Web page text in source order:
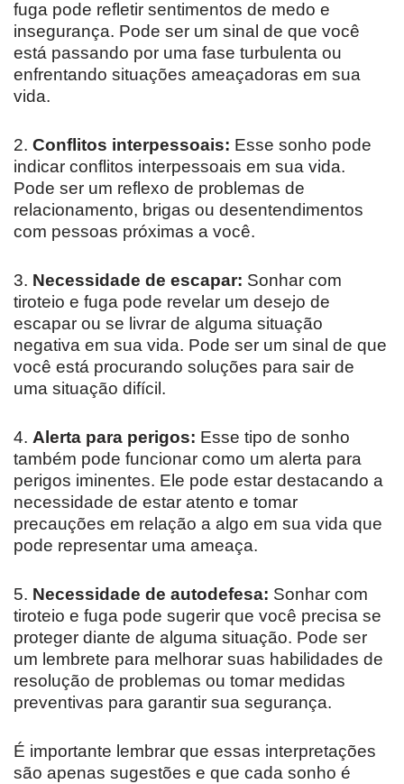
fuga pode refletir sentimentos de medo e
insegurança. Pode ser um sinal de que você
está passando por uma fase turbulenta ou
enfrentando situações ameaçadoras em sua
vida.
2. Conflitos interpessoais: Esse sonho pode
indicar conflitos interpessoais em sua vida.
Pode ser um reflexo de problemas de
relacionamento, brigas ou desentendimentos
com pessoas próximas a você.
3. Necessidade de escapar: Sonhar com
tiroteio e fuga pode revelar um desejo de
escapar ou se livrar de alguma situação
negativa em sua vida. Pode ser um sinal de que
você está procurando soluções para sair de
uma situação difícil.
4. Alerta para perigos: Esse tipo de sonho
também pode funcionar como um alerta para
perigos iminentes. Ele pode estar destacando a
necessidade de estar atento e tomar
precauções em relação a algo em sua vida que
pode representar uma ameaça.
5. Necessidade de autodefesa: Sonhar com
tiroteio e fuga pode sugerir que você precisa se
proteger diante de alguma situação. Pode ser
um lembrete para melhorar suas habilidades de
resolução de problemas ou tomar medidas
preventivas para garantir sua segurança.
É importante lembrar que essas interpretações
são apenas sugestões e que cada sonho é